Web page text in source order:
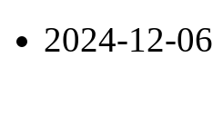
2024-12-06